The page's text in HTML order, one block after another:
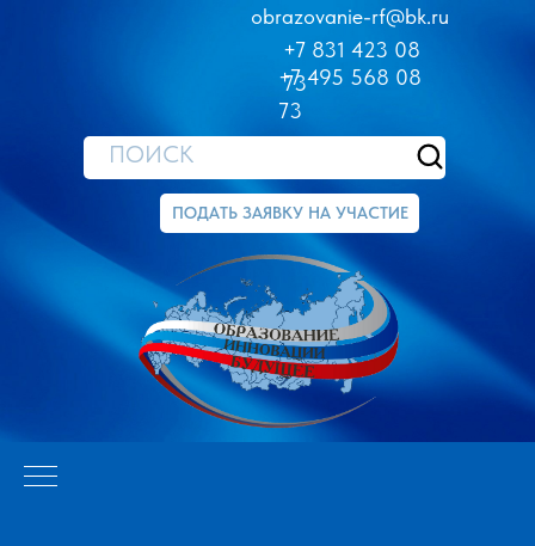
obrazovanie-rf@bk.ru
+7 831 423 08
73
+7 495 568 08
73
ПОДАТЬ ЗАЯВКУ НА УЧАСТИЕ
ПОИСК